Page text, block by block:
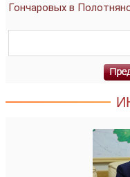
Гончаровых в